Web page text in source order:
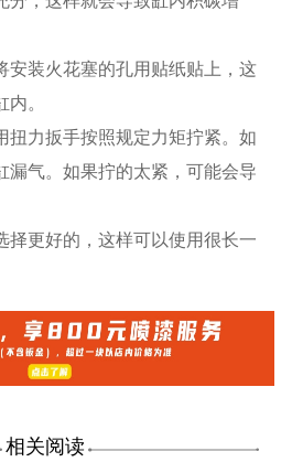
安装火花塞的孔用贴纸贴上，这
。
扭力扳手按照规定力矩拧紧。如
漏气。如果拧的太紧，可能会导
择更好的，这样可以使用很长一
相关阅读